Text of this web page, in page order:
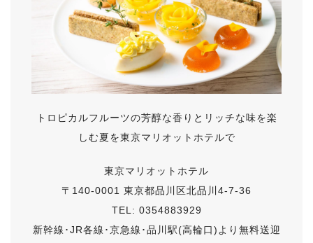
トロピカルフルーツの芳醇な香りとリッチな味を楽
しむ夏を東京マリオットホテルで
東京マリオットホテル
〒140-0001 東京都品川区北品川4-7-36
TEL: 0354883929
新幹線･JR各線･京急線･品川駅(高輪口)より無料送迎